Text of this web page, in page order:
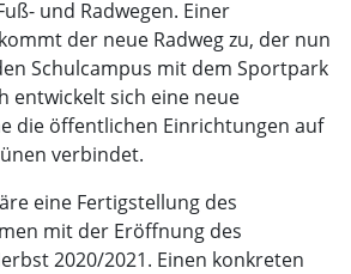
und Radwegen. Einer
der neue Radweg zu, der nun
Schulcampus mit dem Sportpark
entwickelt sich eine neue
die öffentlichen Einrichtungen auf
verbindet.
eine Fertigstellung des
mit der Eröffnung des
2020/2021. Einen konkreten